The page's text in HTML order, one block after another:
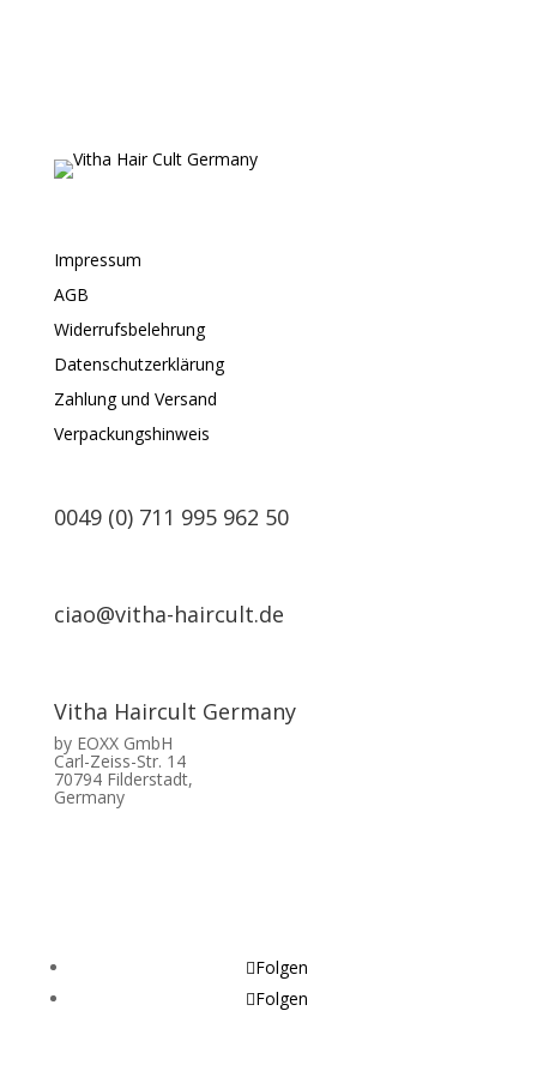
Impressum
AGB
Widerrufsbelehrung
Datenschutzerklärung
Zahlung und Versand
Verpackungshinweis
0049 (0) 711 995 962 50
ciao@vitha-haircult.de
Vitha Haircult Germany
by EOXX GmbH
Carl-Zeiss-Str. 14
70794 Filderstadt,
Germany
Folgen
Folgen